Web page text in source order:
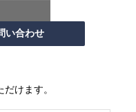
けます。